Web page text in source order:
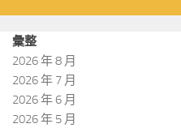
彙整
2026 年 8 月
2026 年 7 月
2026 年 6 月
2026 年 5 月